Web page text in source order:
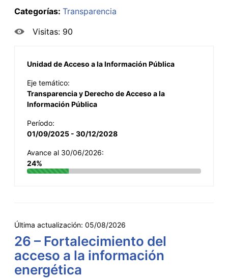
Categorías: Transparencia
Visitas: 90
Unidad de Acceso a la Información Pública
Eje temático:
Transparencia y Derecho de Acceso a la
Información Pública
Período:
01/09/2025 - 30/12/2028
Avance al 30/06/2026:
24%
Última actualización: 05/08/2026
26 – Fortalecimiento del
acceso a la información
energética